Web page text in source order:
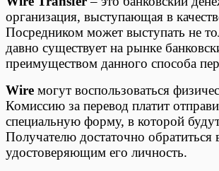
организация, выступающая в
Посредником может выступать не
давно существует на рынке
преимуществом данного способа
Wire могут воспользоваться
Комиссию за перевод платит
специальную форму, в которой
Получателю достаточно
удостоверяющим его личность.